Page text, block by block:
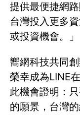
提供最便捷網
台灣投入更多
或投資機會。」
嚮網科技共同
榮幸成為LINE
此機會證明：
的願景，台灣